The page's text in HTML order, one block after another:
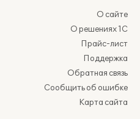
О сайте
О решениях 1С
Прайс-лист
Поддержка
Обратная связь
Сообщить об ошибке
Карта сайта